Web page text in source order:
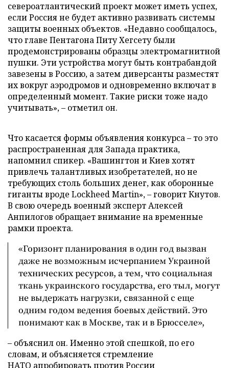
североатлантический проект может иметь успех,
если Россия не будет активно развивать системы
защиты военных объектов. «Недавно сообщалось,
что главе Пентагона Питу Хегсету были
продемонстрированы образцы электромагнитной
пушки. Эти устройства могут быть контрабандой
завезены в Россию, а затем диверсанты разместят
их вокруг аэродромов и одновременно включат в
определенный момент. Такие риски тоже надо
учитывать», – отметил он.
Что касается формы объявления конкурса – то это
распространенная для Запада практика,
напомнил спикер. «Вашингтон и Киев хотят
привлечь талантливых изобретателей, но не
требующих столь больших денег, как оборонные
гиганты вроде Lockheed Martin», – говорит Кнутов.
В свою очередь военный эксперт Алексей
Анпилогов обращает внимание на временные
рамки проекта.
«Горизонт планирования в один год вызван
даже не возможным исчерпанием Украиной
технических ресурсов, а тем, что социальная
ткань украинского государства, его тыл, могут
не выдержать нагрузки, связанной с еще
одним годом ведения боевых действий. Это
понимают как в Москве, так и в Брюсселе»,
– объяснил он. Именно этой спешкой, по его
словам, и объясняется стремление
НАТО апробировать против России